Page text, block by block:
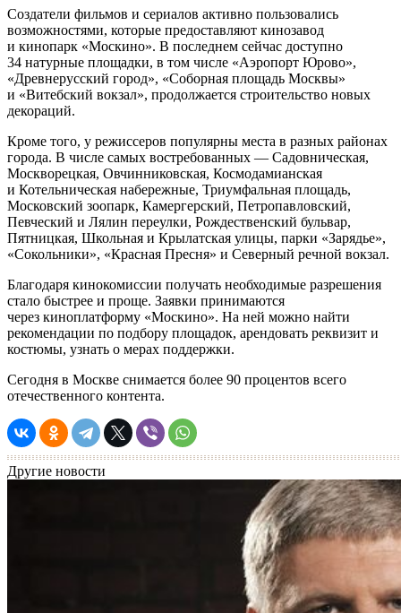
Создатели фильмов и сериалов активно пользовались
возможностями, которые предоставляют кинозавод
и кинопарк «Москино». В последнем сейчас доступно
34 натурные площадки, в том числе «Аэропорт Юрово»,
«Древнерусский город», «Соборная площадь Москвы»
и «Витебский вокзал», продолжается строительство новых
декораций.
Кроме того, у режиссеров популярны места в разных районах
города. В числе самых востребованных — Садовническая,
Москворецкая, Овчинниковская, Космодамианская
и Котельническая набережные, Триумфальная площадь,
Московский зоопарк, Камергерский, Петропавловский,
Певческий и Лялин переулки, Рождественский бульвар,
Пятницкая, Школьная и Крылатская улицы, парки «Зарядье»,
«Сокольники», «Красная Пресня» и Северный речной вокзал.
Благодаря кинокомиссии получать необходимые разрешения
стало быстрее и проще. Заявки принимаются
через киноплатформу «Москино». На ней можно найти
рекомендации по подбору площадок, арендовать реквизит и
костюмы, узнать о мерах поддержки.
Сегодня в Москве снимается более 90 процентов всего
отечественного контента.
Другие новости